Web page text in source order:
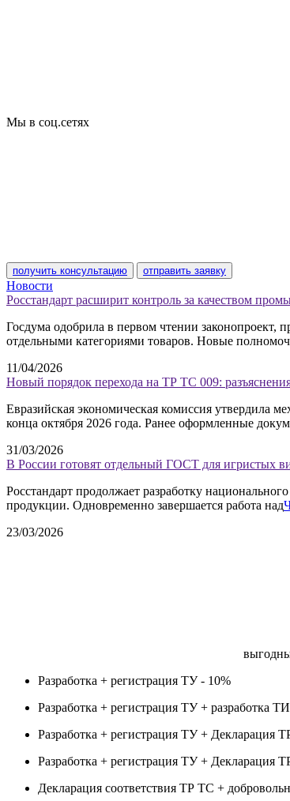
Мы в соц.сетях
получить консультацию отправить заявку
Новости
Росстандарт расширит контроль за качеством
Госдума одобрила в первом чтении законопроект,
отдельными категориями товаров. Новые
11/04/2026
Новый порядок перехода на ТР ТС 009:
Евразийская экономическая комиссия утвердила
конца октября 2026 года. Ранее оформленные
31/03/2026
В России готовят отдельный ГОСТ для игристых
Росстандарт продолжает разработку
продукции. Одновременно завершается работа над
23/03/2026
Разработка + регистрация ТУ - 10%
Разработка + регистрация ТУ + разработка
Разработка + регистрация ТУ + Декларация
Разработка + регистрация ТУ +
Декларация соответствия ТР ТС +